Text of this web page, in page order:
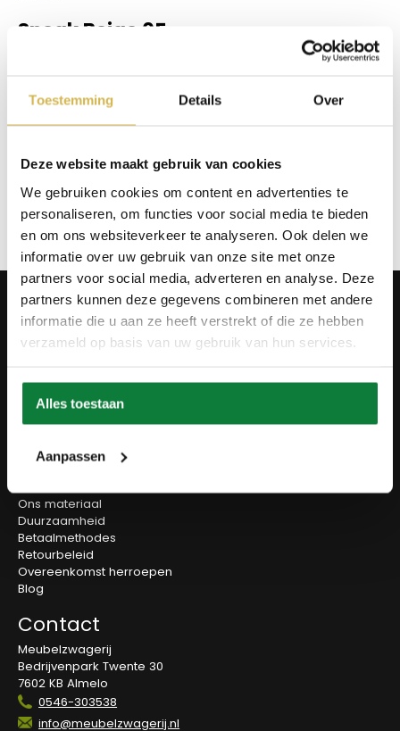
Toestemming Details Over
Deze website maakt gebruik van cookies
We gebruiken cookies om content en advertenties te
personaliseren, om functies voor social media te bieden
en om ons websiteverkeer te analyseren. Ook delen we
informatie over uw gebruik van onze site met onze
partners voor social media, adverteren en analyse. Deze
partners kunnen deze gegevens combineren met andere
informatie die u aan ze heeft verstrekt of die ze hebben
verzameld op basis van uw gebruik van hun services.
Alles toestaan
Aanpassen
Sneak Beige 05
Info aanvragen / wensen doorgeven
Op verlanglijstje
Producten
Tafels
Wanddecoratie
Olie en onderhoud
Over ons
Ons materiaal
Duurzaamheid
Betaalmethodes
Retourbeleid
Overeenkomst herroepen
Blog
Contact
Meubelzwagerij
Bedrijvenpark Twente 30
7602 KB Almelo
0546-303538
info@meubelzwagerij.nl